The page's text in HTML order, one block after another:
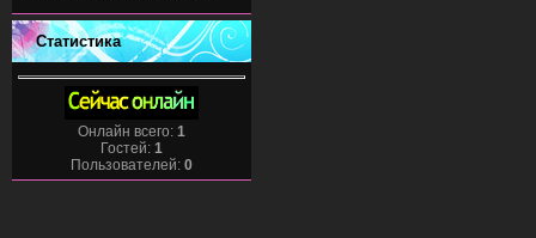
Статистика
Онлайн всего: 1
Гостей: 1
Пользователей: 0